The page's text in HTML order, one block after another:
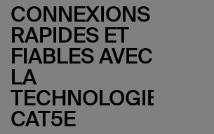
CONNEXIONS
RAPIDES ET
FIABLES AVEC
LA
TECHNOLOGIE
CAT5E